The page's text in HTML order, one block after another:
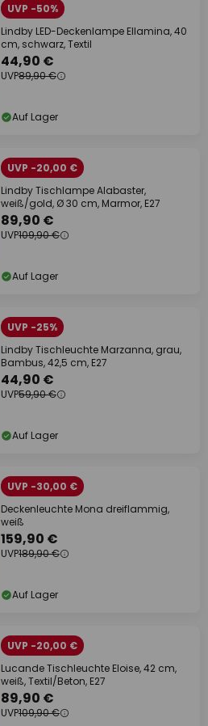
UVP -50%
Lindby LED-Deckenlampe Ellamina, 40
cm, schwarz, Textil
44,90 €
UVP89,90 €
Auf Lager
UVP -20,00 €
Lindby Tischlampe Alabaster,
weiß/gold, Ø 30 cm, Marmor, E27
89,90 €
UVP109,90 €
Auf Lager
UVP -25%
Lindby Tischleuchte Marzanna, grau,
Bambus, 42,5 cm, E27
44,90 €
UVP59,90 €
Auf Lager
UVP -30,00 €
Deckenleuchte Mona dreiflammig,
weiß
159,90 €
UVP189,90 €
Auf Lager
UVP -20,00 €
Lucande Tischleuchte Eloise, 42 cm,
weiß, Textil/Beton, E27
89,90 €
UVP109,90 €